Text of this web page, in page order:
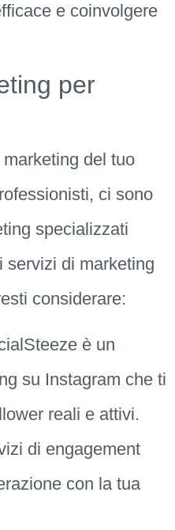
e coinvolgere
per
del tuo
ci sono
specializzati
servizi di marketing
considerare:
è un
su Instagram che ti
reali e attivi.
di engagement
con la tua